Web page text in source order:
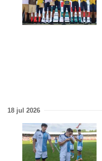
18 jul 2026